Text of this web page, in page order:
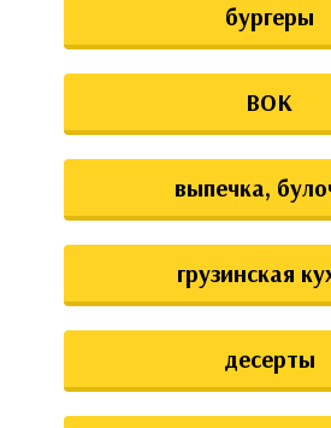
бургеры
ВОК
выпечка,
грузинская
десерты